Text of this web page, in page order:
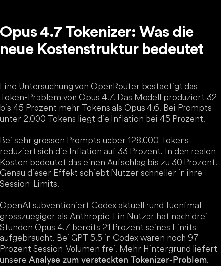
Opus 4.7 Tokenizer: Was die
neue Kostenstruktur bedeutet
Eine Untersuchung von OpenRouter bestaetigt das
Token-Problem von Opus 4.7. Das Modell produziert 32
bis 45 Prozent mehr Tokens als Opus 4.6. Bei Prompts
unter 2.000 Tokens liegt die Inflation bei 45 Prozent.
Bei sehr grossen Prompts ueber 128.000 Tokens
reduziert sich die Inflation auf 33 Prozent. In den realen
Kosten bedeutet das einen Aufschlag bis zu 30 Prozent.
Genau dieser Effekt schiebt Nutzer schneller in ihre
Session-Limits.
OpenAI subventioniert Codex aktuell rund fuenfmal
grosszuegiger als Anthropic. Ein Nutzer hat nach drei
Stunden Opus 4.7 bereits 21 Prozent seines Limits
aufgebraucht. Bei GPT 5.5 in Codex waren noch 97
Prozent Session-Volumen frei. Mehr Hintergrund liefert
unsere Analyse zum versteckten Tokenizer-Problem.